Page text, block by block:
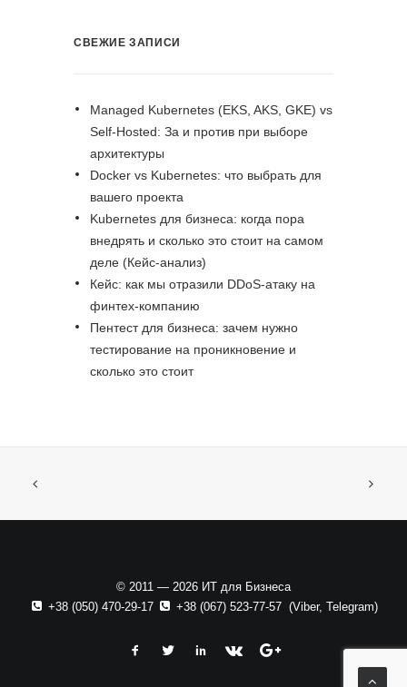
СВЕЖИЕ ЗАПИСИ
Managed Kubernetes (EKS, AKS, GKE) vs
Self-Hosted: За и против при выборе
архитектуры
Docker vs Kubernetes: что выбрать для
вашего проекта
Kubernetes для бизнеса: когда пора
внедрять и сколько это стоит на самом
деле (Кейс-анализ)
Кейс: как мы отразили DDoS-атаку на
финтех-компанию
Пентест для бизнеса: зачем нужно
тестирование на проникновение и
сколько это стоит
© 2011 — 2026 ИТ для Бизнеса
+38 (050) 470-29-17
+38 (067) 523-77-57(Viber, Telegram)